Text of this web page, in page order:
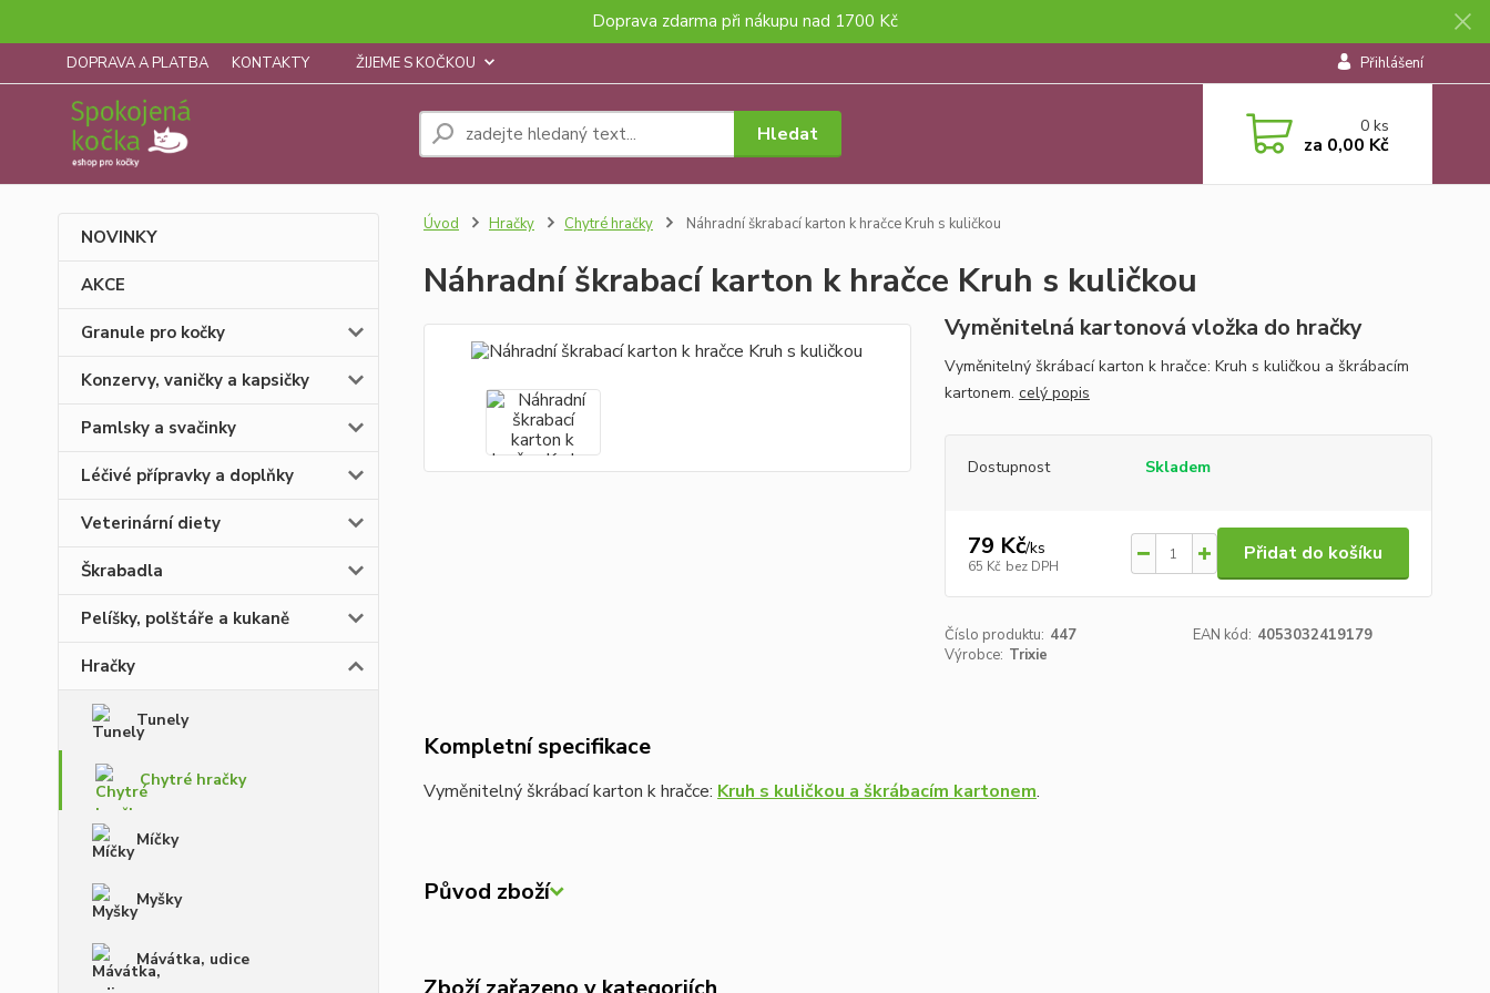
Doprava zdarma při nákupu nad 1700 Kč
DOPRAVA A PLATBA KONTAKTY ŽIJEME S KOČKOU Přihlášení
Hledat 0ks
za 0,00 Kč
NOVINKY
AKCE
Granule pro kočky
Konzervy, vaničky a kapsičky
Pamlsky a svačinky
Léčivé přípravky a doplňky
Veterinární diety
Škrabadla
Pelíšky, polštáře a kukaně
Hračky
Tunely
Chytré hračky
Míčky
Myšky
Mávátka, udice
Úvod Hračky Chytré hračky Náhradní škrabací karton k hračce Kruh s kuličkou
Náhradní škrabací karton k hračce Kruh s kuličkou
Vyměnitelná kartonová vložka do hračky
Vyměnitelný škrábací karton k hračce: Kruh s kuličkou a škrábacím
kartonem. celý popis
Dostupnost Skladem
79 Kč/ks
65 Kč bez DPH
Přidat do košíku
Číslo produktu: 447 EAN kód: 4053032419179
Výrobce: Trixie
Kompletní specifikace
Vyměnitelný škrábací karton k hračce: Kruh s kuličkou a škrábacím kartonem.
Původ zboží